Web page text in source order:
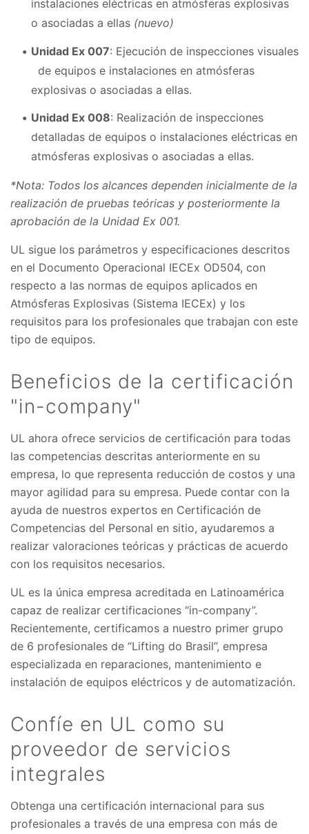
instalaciones eléctricas en atmósferas explosivas
o asociadas a ellas (nuevo)
Unidad Ex 007: Ejecución de inspecciones visuales
de equipos e instalaciones en atmósferas
explosivas o asociadas a ellas.
Unidad Ex 008: Realización de inspecciones
detalladas de equipos o instalaciones eléctricas en
atmósferas explosivas o asociadas a ellas.
*Nota: Todos los alcances dependen inicialmente de la
realización de pruebas teóricas y posteriormente la
aprobación de la Unidad Ex 001.
UL sigue los parámetros y especificaciones descritos
en el Documento Operacional IECEx OD504, con
respecto a las normas de equipos aplicados en
Atmósferas Explosivas (Sistema IECEx) y los
requisitos para los profesionales que trabajan con este
tipo de equipos.
Beneficios de la certificación
"in-company"
UL ahora ofrece servicios de certificación para todas
las competencias descritas anteriormente en su
empresa, lo que representa reducción de costos y una
mayor agilidad para su empresa. Puede contar con la
ayuda de nuestros expertos en Certificación de
Competencias del Personal en sitio, ayudaremos a
realizar valoraciones teóricas y prácticas de acuerdo
con los requisitos necesarios.
UL es la única empresa acreditada en Latinoamérica
capaz de realizar certificaciones “in-company”.
Recientemente, certificamos a nuestro primer grupo
de 6 profesionales de “Lifting do Brasil”, empresa
especializada en reparaciones, mantenimiento e
instalación de equipos eléctricos y de automatización.
Confíe en UL como su
proveedor de servicios
integrales
Obtenga una certificación internacional para sus
profesionales a través de una empresa con más de